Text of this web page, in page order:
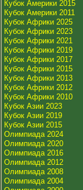
Кубок Америки 2015
Кубок Америки 2011
Кубок Африки 2025
Кубок Африки 2023
Кубок Африки 2021
Кубок Африки 2019
Кубок Африки 2017
Кубок Африки 2015
Кубок Африки 2013
Кубок Африки 2012
Кубок Африки 2010
Кубок Азии 2023
Кубок Азии 2019
Кубок Азии 2015
Олимпиада 2024
Олимпиада 2020
Олимпиада 2016
Олимпиада 2012
Олимпиада 2008
Олимпиада 2004